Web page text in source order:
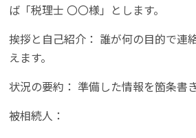
ば「税理士 〇〇様」とします。
挨拶と自己紹介： 誰が何の目的で連
えます。
状況の要約： 準備した情報を箇条書
被相続人：